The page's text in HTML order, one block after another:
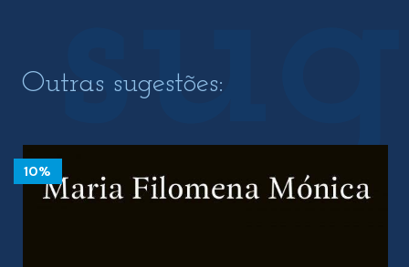
Outras sugestões:
10%